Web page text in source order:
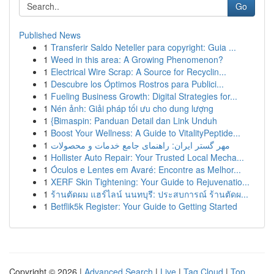
Go
Published News
1 Transferir Saldo Neteller para copyright: Guia ...
1 Weed in this area: A Growing Phenomenon?
1 Electrical Wire Scrap: A Source for Recyclin...
1 Descubre los Óptimos Rostros para Publici...
1 Fueling Business Growth: Digital Strategies for...
1 Nén ảnh: Giải pháp tối ưu cho dung lượng
1 {Bimaspin: Panduan Detail dan Link Unduh
1 Boost Your Wellness: A Guide to VitalityPeptide...
1 مهر گستر ایران: راهنمای جامع خدمات و محصولات
1 Hollister Auto Repair: Your Trusted Local Mecha...
1 Óculos e Lentes em Avaré: Encontre as Melhor...
1 XERF Skin Tightening: Your Guide to Rejuvenatio...
1 ร้านตัดผม แฮร์ไลน์ นนทบุรี: ประสบการณ์ ร้านตัดผ...
1 Betflik5k Register: Your Guide to Getting Started
Copyright © 2026 | Advanced Search | Live | Tag Cloud | Top